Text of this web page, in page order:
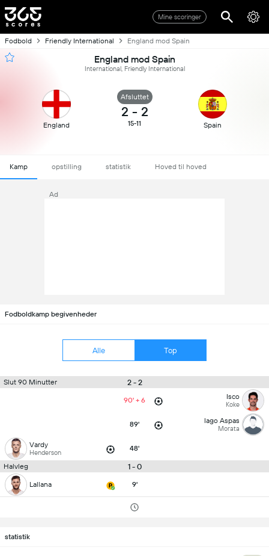
Mine scoringer
Fodbold Friendly International England mod Spain
England mod Spain
International, Friendly International
England
Afsluttet
2 - 2
15-11 Spain
Kamp opstilling statistik Hoved til hoved
Ad
Fodboldkamp begivenheder
Alle Top
Slut 90 Minutter 2 - 2
90' + 6 Isco
Koke
89' Iago Aspas
Morata
Vardy
Henderson 48'
Halvleg 1 - 0
Lallana 9'
statistik